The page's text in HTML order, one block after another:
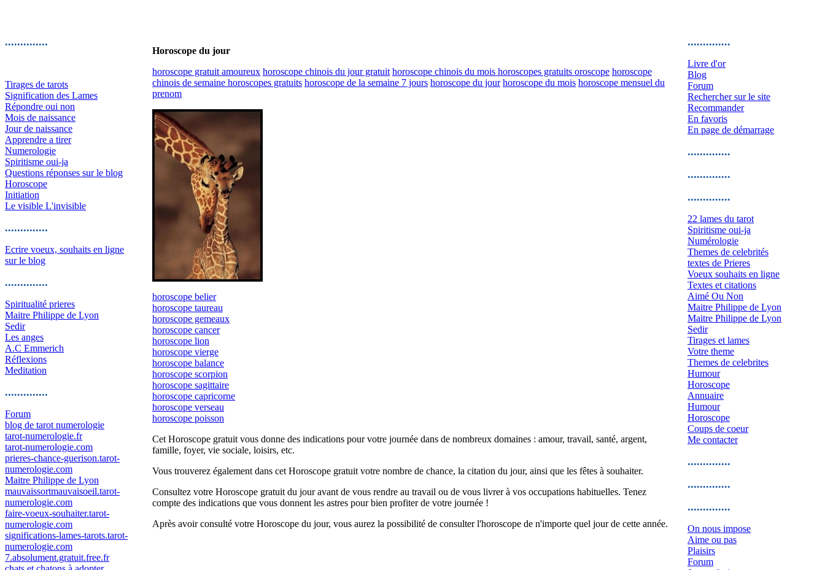
..............
Tirages de tarots
Signification des Lames
Répondre oui non
Mois de naissance
Jour de naissance
Apprendre a tirer
Numerologie
Spiritisme oui-ja
Questions réponses sur le blog
Horoscope
Initiation
Le visible L'invisible
..............
Ecrire voeux, souhaits en ligne
sur le blog
..............
Spiritualité prieres
Maitre Philippe de Lyon
Sedir
Les anges
A.C Emmerich
Réflexions
Meditation
..............
Forum
blog de tarot numerologie
tarot-numerologie.fr
tarot-numerologie.com
prieres-chance-guerison.tarot-
numerologie.com
Maitre Philippe de Lyon
mauvaissortmauvaisoeil.tarot-
numerologie.com
faire-voeux-souhaiter.tarot-
numerologie.com
significations-lames-tarots.tarot-
numerologie.com
7.absolument.gratuit.free.fr
Horoscope du jour
horoscope gratuit amoureux horoscope chinois du jour gratuit horoscope chinois du mois horoscopes gratuits oroscope horoscope
chinois de semaine horoscopes gratuits horoscope de la semaine 7 jours horoscope du jour horoscope du mois horoscope mensuel du
prenom
horoscope belier
horoscope taureau
horoscope gemeaux
horoscope cancer
horoscope lion
horoscope vierge
horoscope balance
horoscope scorpion
horoscope sagittaire
horoscope capricorne
horoscope verseau
horoscope poisson
Cet Horoscope gratuit vous donne des indications pour votre journée dans de nombreux domaines : amour, travail, santé, argent,
famille, foyer, vie sociale, loisirs, etc.
Vous trouverez également dans cet Horoscope gratuit votre nombre de chance, la citation du jour, ainsi que les fêtes à souhaiter.
Consultez votre Horoscope gratuit du jour avant de vous rendre au travail ou de vous livrer à vos occupations habituelles. Tenez
compte des indications que vous donnent les astres pour bien profiter de votre journée !
Après avoir consulté votre Horoscope du jour, vous aurez la possibilité de consulter l'horoscope de n'importe quel jour de cette année.
..............
Livre d'or
Blog
Forum
Rechercher sur le site
Recommander
En favoris
En page de démarrage
..............
..............
..............
22 lames du tarot
Spiritisme oui-ja
Numérologie
Themes de celebrités
textes de Prieres
Voeux souhaits en ligne
Textes et citations
Aimé Ou Non
Maitre Philippe de Lyon
Maitre Philippe de Lyon
Sedir
Tirages et lames
Votre theme
Themes de celebrites
Humour
Horoscope
Annuaire
Humour
Horoscope
Coups de coeur
Me contacter
..............
..............
..............
On nous impose
Aime ou pas
Plaisirs
Forum